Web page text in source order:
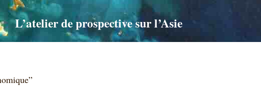
L’atelier de prospective sur l’Asie